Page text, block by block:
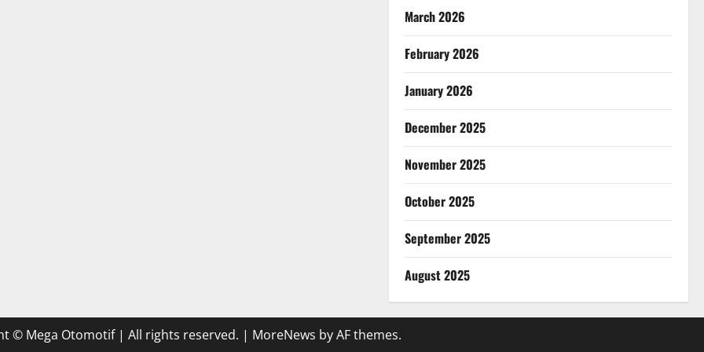
March 2026
February 2026
January 2026
December 2025
November 2025
October 2025
September 2025
August 2025
© Mega Otomotif | All rights reserved. | MoreNews by AF themes.